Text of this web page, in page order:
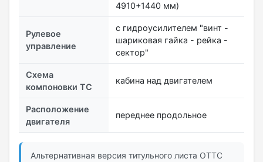
4910+1440 мм)
Рулевое
управление
с гидроусилителем "винт -
шариковая гайка - рейка -
сектор"
Схема
компоновки ТС
кабина над двигателем
Расположение
двигателя
переднее продольное
Альтернативная версия титульного листа ОТТС